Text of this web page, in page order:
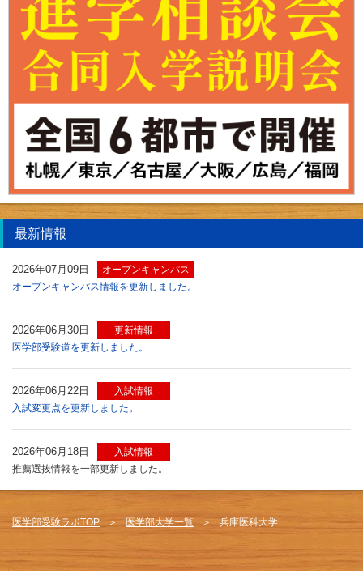
最新情報
2026年07月09日
オープンキャンパス
オープンキャンパス情報を更新しました。
2026年06月30日
更新情報
医学部受験道を更新しました。
2026年06月22日
入試情報
入試変更点を更新しました。
2026年06月18日
入試情報
推薦選抜情報を一部更新しました。
医学部受験ラボTOP 医学部大学一覧 兵庫医科大学